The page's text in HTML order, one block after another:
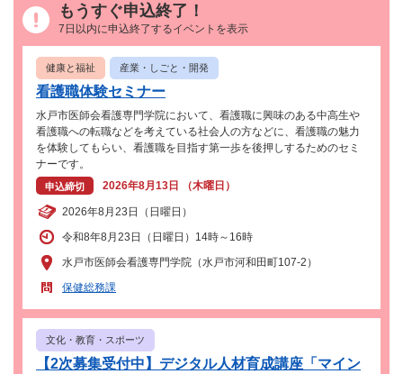
もうすぐ申込終了！
7日以内に申込終了するイベントを表示
健康と福祉 産業・しごと・開発
看護職体験セミナー
水戸市医師会看護専門学院において、看護職に興味のある中高生や
看護職への転職などを考えている社会人の方などに、看護職の魅力
を体験してもらい、看護職を目指す第一歩を後押しするためのセミ
ナーです。
申込締切 2026年8月13日 （木曜日）
2026年8月23日（日曜日）
令和8年8月23日（日曜日）14時～16時
水戸市医師会看護専門学院（水戸市河和田町107-2）
保健総務課
文化・教育・スポーツ
【2次募集受付中】デジタル人材育成講座「マイン